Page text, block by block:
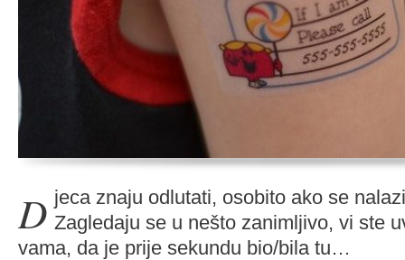
Djeca znaju odlutati, osobito ako se nalazite u većoj gužvi. Zagledaju se u nešto zanimljivo, vi ste
vama, da je prije sekundu bio/bila tu…